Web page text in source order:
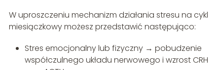
W uproszczeniu mechanizm działania stresu na cykl
miesiączkowy możesz przedstawić następująco:
Stres emocjonalny lub fizyczny → pobudzenie
współczulnego układu nerwowego i wzrost CRH